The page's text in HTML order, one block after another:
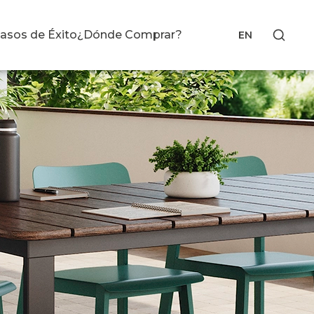
de Éxito¿Dónde Comprar? EN